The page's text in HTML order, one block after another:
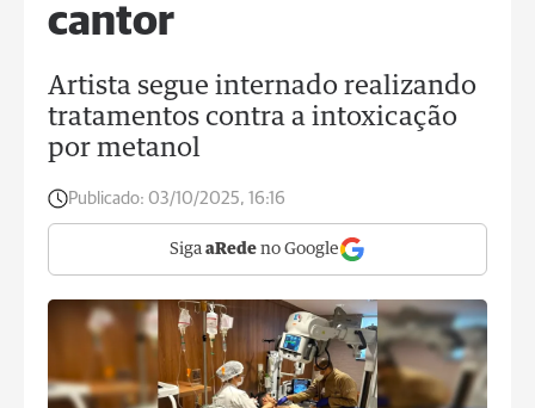
cantor
Artista segue internado realizando
tratamentos contra a intoxicação
por metanol
Publicado: 03/10/2025, 16:16
Siga aRede no Google